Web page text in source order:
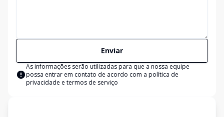
Enviar
As informações serão utilizadas para que a nossa equipe
possa entrar em contato de acordo com a política de
privacidade e termos de serviço